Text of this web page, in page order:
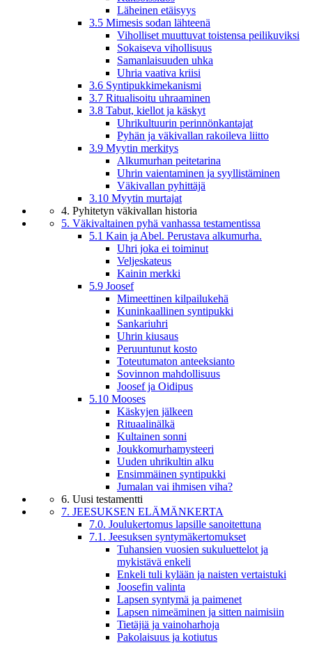
Läheinen etäisyys
3.5 Mimesis sodan lähteenä
Viholliset muuttuvat toistensa peilikuviksi
Sokaiseva vihollisuus
Samanlaisuuden uhka
Uhria vaativa kriisi
3.6 Syntipukkimekanismi
3.7 Ritualisoitu uhraaminen
3.8 Tabut, kiellot ja käskyt
Uhrikultuurin perinnönkantajat
Pyhän ja väkivallan rakoileva liitto
3.9 Myytin merkitys
Alkumurhan peitetarina
Uhrin vaientaminen ja syyllistäminen
Väkivallan pyhittäjä
3.10 Myytin murtajat
4. Pyhitetyn väkivallan historia
5. Väkivaltainen pyhä vanhassa testamentissa
5.1 Kain ja Abel. Perustava alkumurha.
Uhri joka ei toiminut
Veljeskateus
Kainin merkki
5.9 Joosef
Mimeettinen kilpailukehä
Kuninkaallinen syntipukki
Sankariuhri
Uhrin kiusaus
Peruuntunut kosto
Toteutumaton anteeksianto
Sovinnon mahdollisuus
Joosef ja Oidipus
5.10 Mooses
Käskyjen jälkeen
Rituaalinälkä
Kultainen sonni
Joukkomurhamysteeri
Uuden uhrikultin alku
Ensimmäinen syntipukki
Jumalan vai ihmisen viha?
6. Uusi testamentti
7. JEESUKSEN ELÄMÄNKERTA
7.0. Joulukertomus lapsille sanoitettuna
7.1. Jeesuksen syntymäkertomukset
Tuhansien vuosien sukuluettelot ja
mykistävä enkeli
Enkeli tuli kylään ja naisten vertaistuki
Joosefin valinta
Lapsen syntymä ja paimenet
Lapsen nimeäminen ja sitten naimisiin
Tietäjiä ja vainoharhoja
Pakolaisuus ja kotiutus